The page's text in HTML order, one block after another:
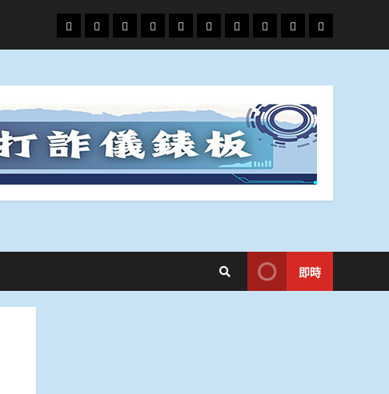
頭
條
財
經
地
方.
文
教.
專
題
娛
樂
政
治
國
際
運
動
生
活
即時